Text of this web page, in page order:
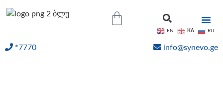
*7770 info@synevo.ge
EN KA RU